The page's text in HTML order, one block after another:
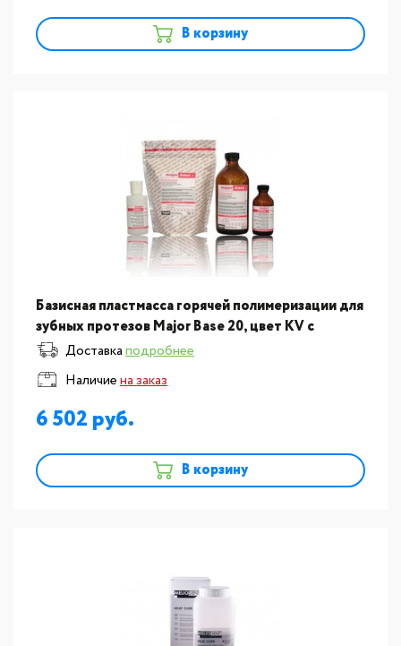
В корзину
Базисная пластмасса горячей полимеризации для
зубных протезов Major Base 20, цвет KV с
прожилками 2х 98008
Доставкаподробнее
Наличиена заказ
6 502
В корзину